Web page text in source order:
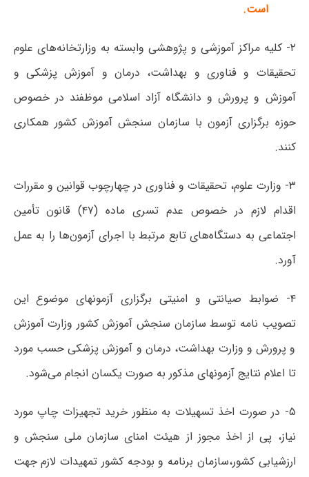
است.
۲- کلیه مراکز آموزشی و پژوهشی وابسته به وزارتخانه‌های علوم
تحقیقات و فناوری و بهداشت، درمان و آموزش پزشکی و
آموزش و پرورش و دانشگاه آزاد اسلامی موظفند در خصوص
حوزه برگزاری آزمون با سازمان سنجش آموزش کشور همکاری
کنند.
۳- وزارت علوم، تحقیقات و فناوری در چهارچوب قوانین و مقررات
اقدام لازم در خصوص‌ عدم تسری ماده (۴۷) قانون تأمین
اجتماعی به دستگاه‌های تابع مرتبط با اجرای آزمون‌ها را به عمل
آورد.
۴- ضوابط صیانتی و امنیتی برگزاری آزمونهای موضوع این
تصویب نامه توسط سازمان سنجش آموزش کشور وزارت آموزش
و پرورش و وزارت بهداشت، درمان و آموزش پزشکی حسب مورد
تا اعلام نتایج آزمونهای مذکور به صورت یکسان انجام می‌شود.
۵- در صورت اخذ تسهیلات به منظور خرید تجهیزات چاپ مورد
نیاز، پی از اخذ مجوز از هیئت امنای سازمان ملی سنجش و
ارزشیابی کشور،‌سازمان برنامه و بودجه کشور تمهیدات لازم جهت